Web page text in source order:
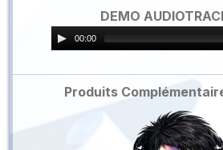
DEMO
00:00
Produits